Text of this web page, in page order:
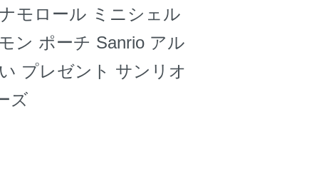
モロール ミニシェル
ン ポーチ Sanrio アル
プレゼント サンリオ
ズ